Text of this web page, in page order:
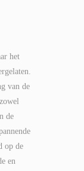
het
van de
de
op de
en